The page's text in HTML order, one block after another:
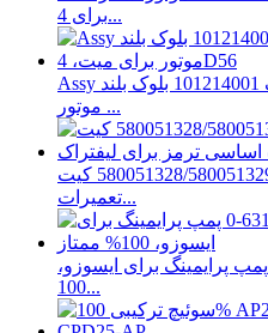
برای 4...
Assy موتور دیزل، قطعات لیفتراک 101214001 بلوک بلند
موتور ...
کیت های تنظیم کننده ترمز، 580051328/580051329 کیت
تعمیرات...
قطعات لیفتراک 8-94419-631-0 پمپ پرایمینگ برای ایسوزو،
100...